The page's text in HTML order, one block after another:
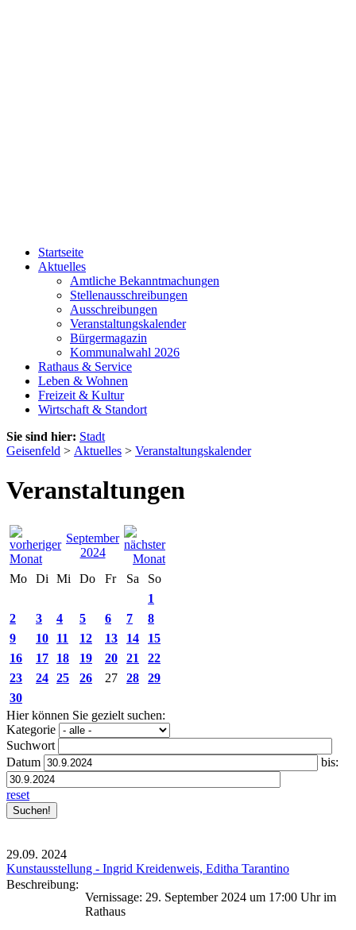
Startseite
Aktuelles
Amtliche Bekanntmachungen
Stellenausschreibungen
Ausschreibungen
Veranstaltungskalender
Bürgermagazin
Kommunalwahl 2026
Rathaus & Service
Leben & Wohnen
Freizeit & Kultur
Wirtschaft & Standort
Sie sind hier: Stadt
Geisenfeld > Aktuelles > Veranstaltungskalender
Veranstaltungen
September
2024
Mo
Di Mi Do Fr Sa
So
1
2
3 4 5 6 7
8
9
10 11 12 13 14
15
16
17 18 19 20 21
22
23
24 25 26 27 28
29
30
Hier können Sie gezielt suchen:
Kategorie
Suchwort
Datum
bis:
reset
29.09. 2024
Kunstausstellung - Ingrid Kreidenweis, Editha Tarantino
Beschreibung:
Vernissage: 29. September 2024 um 17:00 Uhr im
Rathaus